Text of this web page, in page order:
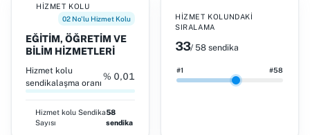
HIZMET KOLU
02 No'lu Hizmet Kolu
EĞİTİM, ÖĞRETİM VE
BİLİM HİZMETLERİ
Hizmet kolu
sendikalaşma oranı
% 0,01
Hizmet kolu Sendika
Sayısı
58
sendika
HIZMET KOLUNDAKI
SIRALAMA
33/ 58 sendika
#1 #58